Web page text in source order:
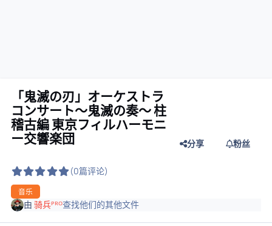
「鬼滅の刃」オーケストラ
コンサート～鬼滅の奏～ 柱
稽古編 東京フィルハーモニ
ー交響楽団
(0篇评论)
音乐
分享 粉丝
由骑兵ᴾᴿᴼ查找他们的其他文件